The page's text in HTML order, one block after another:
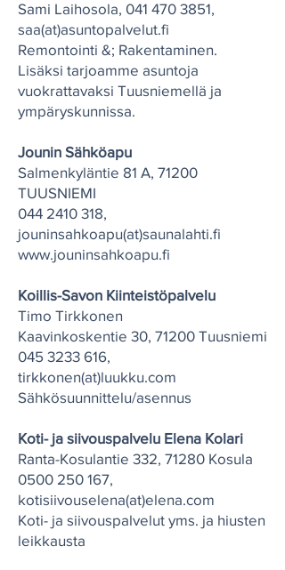
Sami Laihosola, 041 470 3851,
saa(at)asuntopalvelut.fi
Remontointi &; Rakentaminen.
Lisäksi tarjoamme asuntoja
vuokrattavaksi Tuusniemellä ja
ympäryskunnissa.
Jounin Sähköapu
Salmenkyläntie 81 A, 71200
TUUSNIEMI
044 2410 318,
jouninsahkoapu(at)saunalahti.fi
www.jouninsahkoapu.fi
Koillis-Savon Kiinteistöpalvelu
Timo Tirkkonen
Kaavinkoskentie 30, 71200 Tuusniemi
045 3233 616,
tirkkonen(at)luukku.com
Sähkösuunnittelu/asennus
Koti- ja siivouspalvelu Elena Kolari
Ranta-Kosulantie 332, 71280 Kosula
0500 250 167,
kotisiivouselena(at)elena.com
Koti- ja siivouspalvelut yms. ja hiusten
leikkausta